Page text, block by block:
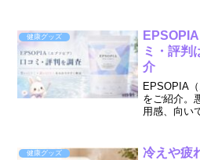
健康グッズ
ミ・評判
介
EPSOPIA
をご紹介。
用感、向い
健康グッズ
冷えや疲